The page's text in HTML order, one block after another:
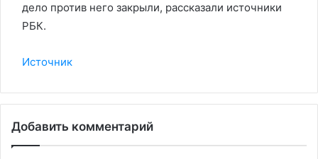
дело против него закрыли, рассказали источники
РБК.
Источник
Добавить комментарий